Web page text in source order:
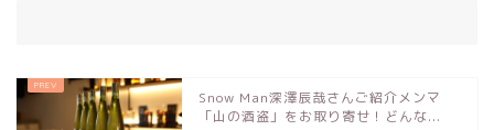
Snow Man深澤辰哉さんご紹介メンマ
「山の酒盗」をお取り寄せ！どんな...